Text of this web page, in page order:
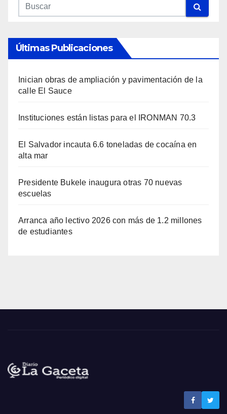
Últimas Publicaciones
Inician obras de ampliación y pavimentación de la
calle El Sauce
Instituciones están listas para el IRONMAN 70.3
El Salvador incauta 6.6 toneladas de cocaína en
alta mar
Presidente Bukele inaugura otras 70 nuevas
escuelas
Arranca año lectivo 2026 con más de 1.2 millones
de estudiantes